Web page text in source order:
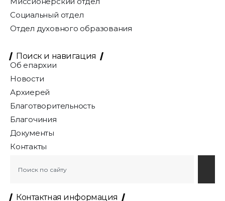
Социальный отдел
Отдел духовного образования
Поиск и навигация
Об епархии
Новости
Архиерей
Благотворительность
Благочиния
Документы
Контакты
Контактная информация